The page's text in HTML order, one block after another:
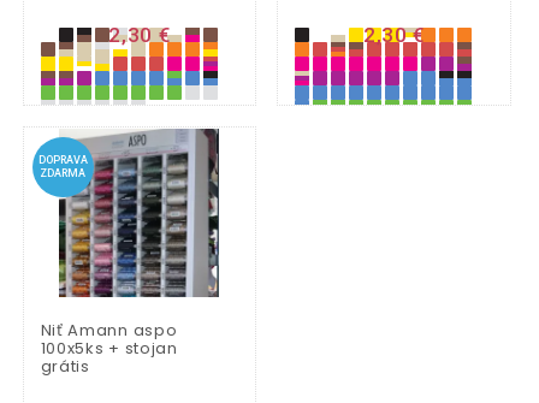
2,30 € 2,30 €
DOPRAVA
ZDARMA
Niť Amann aspo
100x5ks + stojan
grátis